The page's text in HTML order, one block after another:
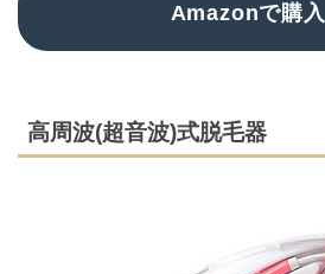
Amazonで購入
高周波(超音波)式脱毛器